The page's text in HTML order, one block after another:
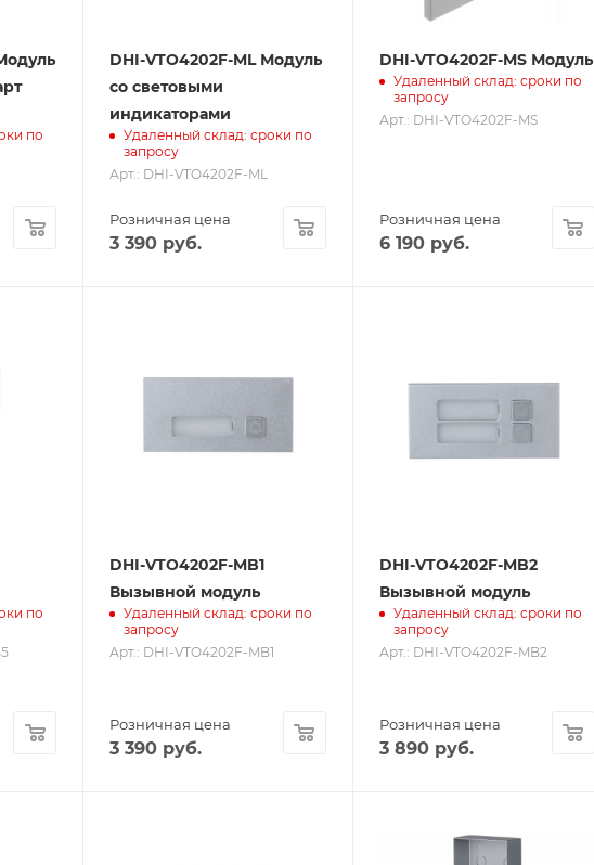
по
DHI-VTO4202F-ML Модуль
со световыми
индикаторами
Удаленный склад: сроки по
запросу
Арт.: DHI-VTO4202F-ML
Розничная цена
3 390 руб.
DHI-VTO4202F-MS Модуль
Удаленный склад: сроки по
запросу
Арт.: DHI-VTO4202F-MS
Розничная цена
6 190руб.
по
DHI-VTO4202F-MB1
Вызывной модуль
Удаленный склад: сроки по
запросу
Арт.: DHI-VTO4202F-MB1
Розничная цена
3 390 руб.
DHI-VTO4202F-MB2
Вызывной модуль
Удаленный склад: сроки по
запросу
Арт.: DHI-VTO4202F-MB2
Розничная цена
3 890руб.